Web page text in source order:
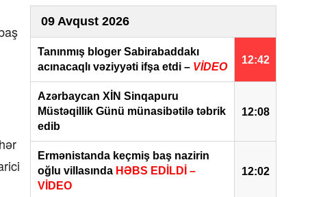
09 Avqust 2026
12:42
Tanınmış bloger Sabirabaddakı
acınacaqlı vəziyyəti ifşa etdi – VİDEO
12:08
Azərbaycan XİN Sinqapuru
Müstəqillik Günü münasibətilə təbrik
edib
12:02
Ermənistanda keçmiş baş nazirin
oğlu villasında HƏBS EDİLDİ –
VİDEO